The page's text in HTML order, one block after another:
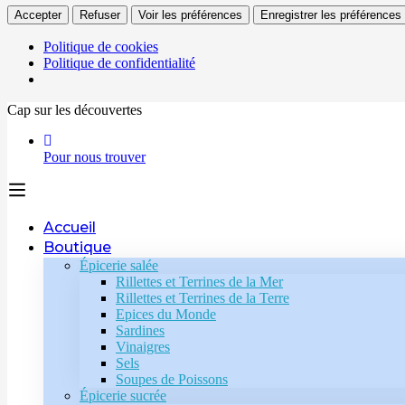
Accepter Refuser Voir les préférences Enregistrer les préférences
Politique de cookies
Politique de confidentialité
Cap sur les découvertes
Pour nous trouver
Accueil
Boutique
Épicerie salée
Rillettes et Terrines de la Mer
Rillettes et Terrines de la Terre
Epices du Monde
Sardines
Vinaigres
Sels
Soupes de Poissons
Épicerie sucrée